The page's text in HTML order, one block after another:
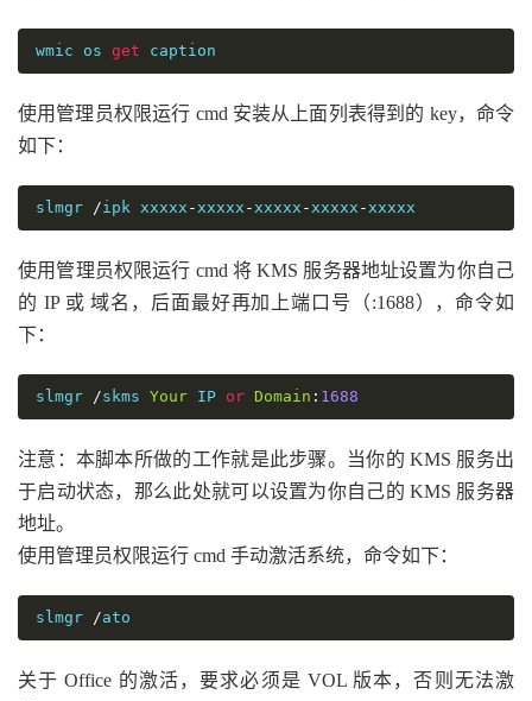
wmic os get caption
使用管理员权限运行 cmd 安装从上面列表得到的 key，命令
如下：
slmgr /ipk xxxxx -xxxxx -xxxxx -xxxxx -xxxxx
使用管理员权限运行 cmd 将 KMS 服务器地址设置为你自己
的 IP 或 域名，后面最好再加上端口号（:1688），命令如
下：
slmgr /skms Your IP or Domain : 1688
注意：本脚本所做的工作就是此步骤。当你的 KMS 服务出
于启动状态，那么此处就可以设置为你自己的 KMS 服务器
地址。
使用管理员权限运行 cmd 手动激活系统，命令如下：
slmgr /ato
关于 Office 的激活，要求必须是 VOL 版本，否则无法激